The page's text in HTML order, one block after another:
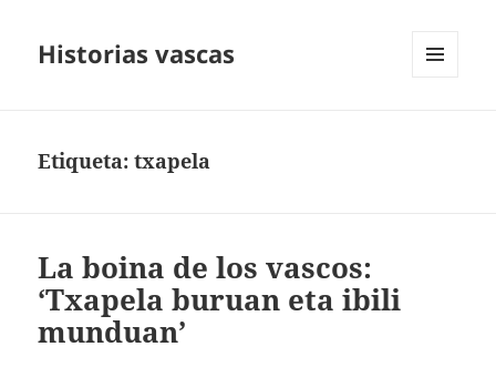
Historias vascas
Etiqueta:txapela
La boina de los vascos:
‘Txapela buruan eta ibili
munduan’